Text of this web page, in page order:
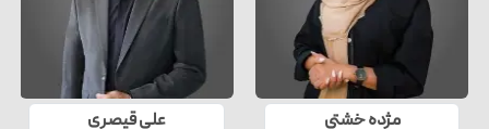
مژدهخشتی
علیقیصری